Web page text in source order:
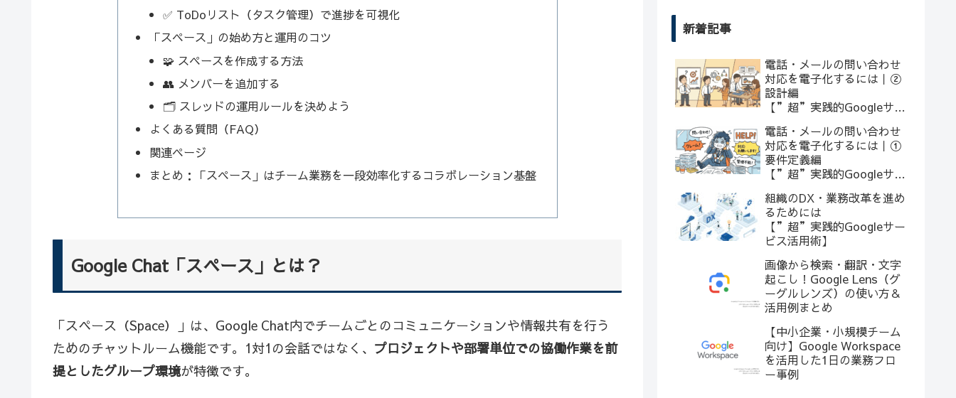
✅ ToDoリスト（タスク管理）で進捗を可視化
「スペース」の始め方と運用のコツ
🧩 スペースを作成する方法
👥 メンバーを追加する
🗂 スレッドの運用ルールを決めよう
よくある質問（FAQ）
関連ページ
まとめ：「スペース」はチーム業務を一段効率化するコラボレーション基盤
Google Chat「スペース」とは？
「スペース（Space）」は、Google Chat内でチームごとのコミュニケーションや情報共有を行う
ためのチャットルーム機能です。1対1の会話ではなく、 プロジェクトや部署単位での協働作業を前
提としたグループ環境が特徴です。
新着記事
電話・メールの問い合わせ
対応を電子化するには｜②
設計編
【”超”実践的Googleサー
電話・メールの問い合わせ
対応を電子化するには｜①
要件定義編
【”超”実践的Googleサー
組織のDX・業務改革を進め
るためには
【”超”実践的Googleサー
ビス活用術】
画像から検索・翻訳・文字
起こし！Google Lens（グ
ーグルレンズ）の使い方＆
活用例まとめ
【中小企業・小規模チーム
向け】Google Workspace
を活用した1日の業務フロ
ー事例